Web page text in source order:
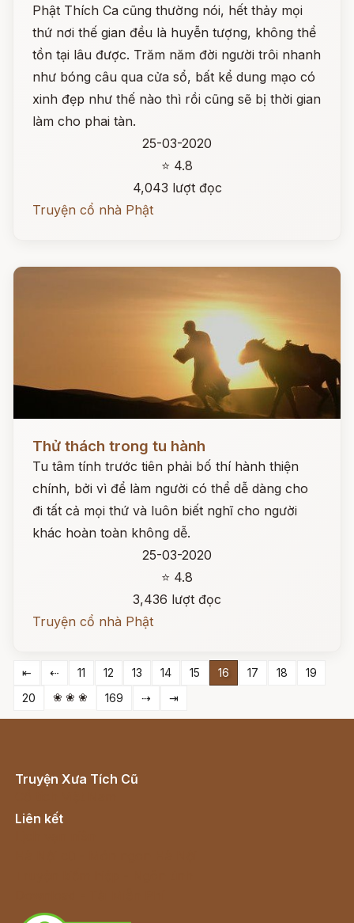
Phật Thích Ca cũng thường nói, hết thảy mọi
thứ nơi thế gian đều là huyễn tượng, không thể
tồn tại lâu được. Trăm năm đời người trôi nhanh
như bóng câu qua cửa sổ, bất kể dung mạo có
xinh đẹp như thế nào thì rồi cũng sẽ bị thời gian
làm cho phai tàn.
25-03-2020
⭐ 4.8
4,043 lượt đọc
Truyện cổ nhà Phật
Thử thách trong tu hành
Tu tâm tính trước tiên phải bố thí hành thiện
chính, bởi vì để làm người có thể dễ dàng cho
đi tất cả mọi thứ và luôn biết nghĩ cho người
khác hoàn toàn không dễ.
25-03-2020
⭐ 4.8
3,436 lượt đọc
Truyện cổ nhà Phật
⇤ ⇠ 11 12 13 14 15 16 17 18
19
20
❀ ❀ ❀ 169 ⇢ ⇥
Truyện Xưa Tích Cũ
Liên kết